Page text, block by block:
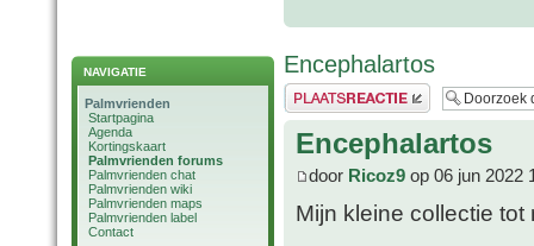
NAVIGATIE
Palmvrienden
Startpagina
Agenda
Kortingskaart
Palmvrienden forums
Palmvrienden chat
Palmvrienden wiki
Palmvrienden maps
Palmvrienden label
Contact
Encephalartos
Plaats een reactie
Encephalartos
door Ricoz9 op 06 jun 2022
Mijn kleine collectie tot